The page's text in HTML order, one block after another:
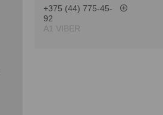
+375 (44) 775-45-
92
А1 VIBER